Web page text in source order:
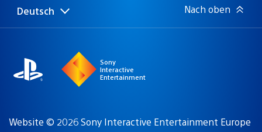
Select
Aktuelle
Deutsch Nach oben
Sony
Interactive
Entertainment
Website © 2026 Sony Interactive Entertainment Europe